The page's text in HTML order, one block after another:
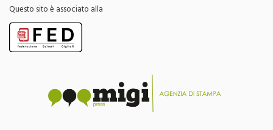
Questo sito è associato alla